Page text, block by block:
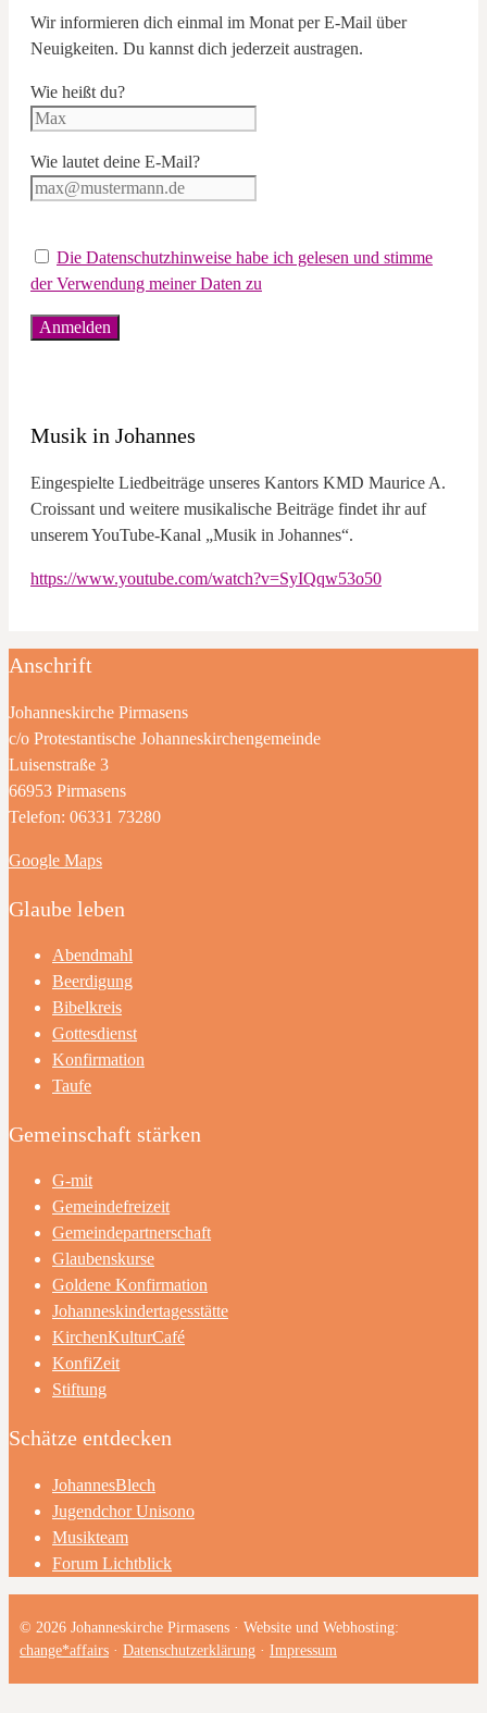
Wir informieren dich einmal im Monat per E-Mail über
Neuigkeiten. Du kannst dich jederzeit austragen.
Wie heißt du?
Wie lautet deine E-Mail?
Die Datenschutzhinweise habe ich gelesen und stimme
der Verwendung meiner Daten zu
Musik in Johannes
Eingespielte Liedbeiträge unseres Kantors KMD Maurice A.
Croissant und weitere musikalische Beiträge findet ihr auf
unserem YouTube-Kanal „Musik in Johannes“.
https://www.youtube.com/watch?v=SyIQqw53o50
Anschrift
Johanneskirche Pirmasens
c/o Protestantische Johanneskirchengemeinde
Luisenstraße 3
66953 Pirmasens
Telefon: 06331 73280
Google Maps
Glaube leben
Abendmahl
Beerdigung
Bibelkreis
Gottesdienst
Konfirmation
Taufe
Gemeinschaft stärken
G-mit
Gemeindefreizeit
Gemeindepartnerschaft
Glaubenskurse
Goldene Konfirmation
Johanneskindertagesstätte
KirchenKulturCafé
KonfiZeit
Stiftung
Schätze entdecken
JohannesBlech
Jugendchor Unisono
Musikteam
Forum Lichtblick
© 2026 Johanneskirche Pirmasens · Website und Webhosting:
change*affairs · Datenschutzerklärung · Impressum